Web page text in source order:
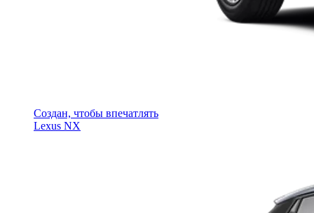
Создан, чтобы впечатлять
Lexus NX